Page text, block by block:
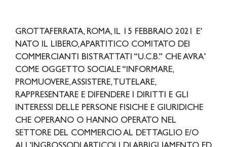
GROTTAFERRATA, ROMA, IL 15 FEBBRAIO 2021 E’
NATO IL LIBERO, APARTITICO COMITATO DEI
COMMERCIANTI BISTRATTATI “U.C.B.” CHE AVRA’
COME OGGETTO SOCIALE “INFORMARE,
PROMUOVERE, ASSISTERE, TUTELARE,
RAPPRESENTARE E DIFENDERE I DIRITTI E GLI
INTERESSI DELLE PERSONE FISICHE E GIURIDICHE
CHE OPERANO O HANNO OPERATO NEL
SETTORE DEL COMMERCIO AL DETTAGLIO E/O